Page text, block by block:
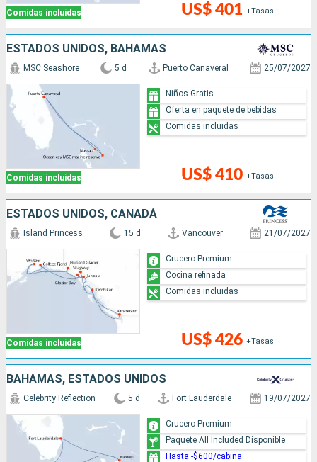
Comidas incluidas US$ 401 +Tasas
ESTADOS UNIDOS, BAHAMAS
Comidas incluidas
MSC Seashore 5 d Puerto Canaveral 25/07/2027
US$ 410 +Tasas
Niños Gratis
Oferta en paquete de bebidas
Comidas incluidas
ESTADOS UNIDOS, CANADÁ
Comidas incluidas
Island Princess 15 d Vancouver 21/07/2027
US$ 426 +Tasas
Crucero Premium
Cocina refinada
Comidas incluidas
BAHAMAS, ESTADOS UNIDOS
Celebrity Reflection 5 d Fort Lauderdale 19/07/2027
Crucero Premium
Paquete All Included Disponible
Hasta -$600/cabina